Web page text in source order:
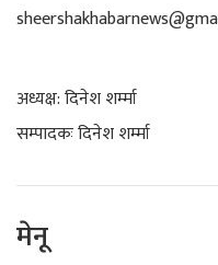
अध्यक्ष: दिनेश शर्म्मा
सम्पादकः दिनेश शर्म्मा
मेनू